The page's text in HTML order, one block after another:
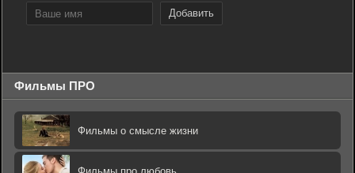
Добавить
Фильмы ПРО
Фильмы о смысле жизни
Фильмы про любовь